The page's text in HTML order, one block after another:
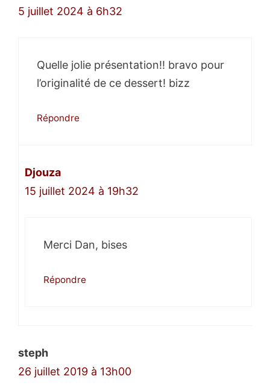
5 juillet 2024 à 6h32
Quelle jolie présentation!! bravo pour
l’originalité de ce dessert! bizz
Répondre
Djouza
15 juillet 2024 à 19h32
Merci Dan, bises
Répondre
steph
26 juillet 2019 à 13h00